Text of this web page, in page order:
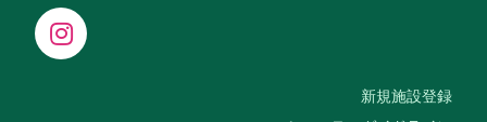
新規施設登録